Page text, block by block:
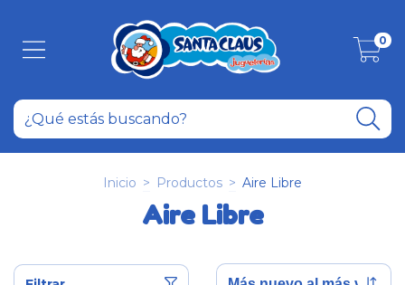
0
Inicio > Productos > Aire Libre
Aire Libre